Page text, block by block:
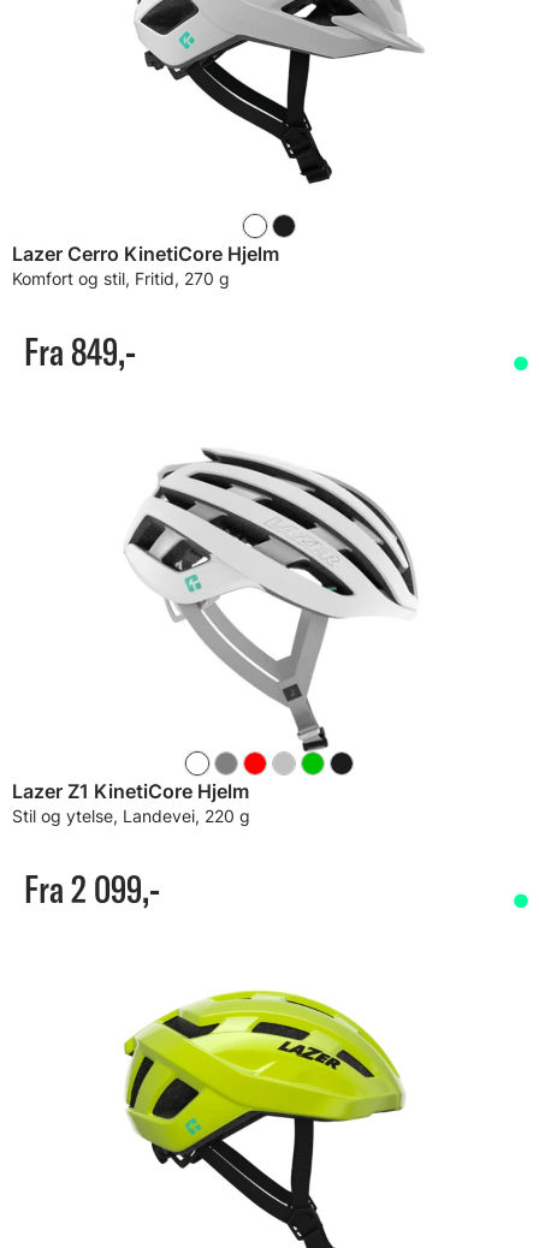
Lazer Cerro KinetiCore Hjelm
Komfort og stil, Fritid, 270 g
Fra 849,-
Lazer Z1 KinetiCore Hjelm
Stil og ytelse, Landevei, 220 g
Fra 2 099,-